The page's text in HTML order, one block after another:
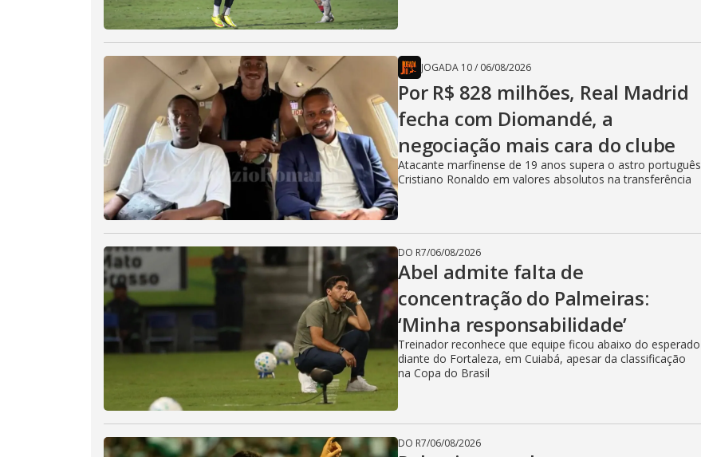
JOGADA 10/ 06/08/2026
Por R$ 828 milhões, Real Madrid
fecha com Diomandé, a
negociação mais cara do clube
Atacante marfinense de 19 anos supera o astro português
Cristiano Ronaldo em valores absolutos na transferência
DO R7/06/08/2026
Abel admite falta de
concentração do Palmeiras:
‘Minha responsabilidade’
Treinador reconhece que equipe ficou abaixo do esperado
diante do Fortaleza, em Cuiabá, apesar da classificação
na Copa do Brasil
DO R7/06/08/2026